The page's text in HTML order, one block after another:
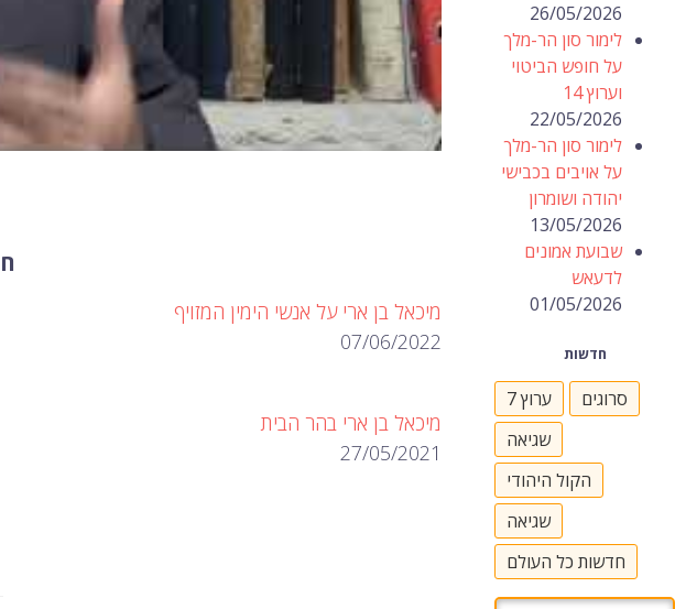
מיכאל בן ארי על אנשי הימין המזויף
07/06/2022
מיכאל בן ארי בהר הבית
27/05/2021
26/05/2026
לימור סון הר-מלך
על חופש הביטוי
וערוץ 14
22/05/2026
לימור סון הר-מלך
על אויבים בכבישי
יהודה ושומרון
13/05/2026
שבועת אמונים
לדעאש
01/05/2026
חדשות
ערוץ 7
סרוגים
שגיאה
הקול היהודי
שגיאה
חדשות כל העולם